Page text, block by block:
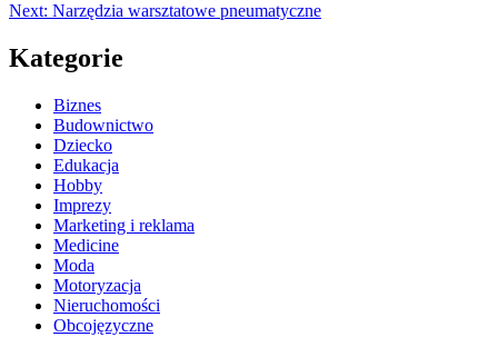
Next: Narzędzia warsztatowe pneumatyczne
Kategorie
Biznes
Budownictwo
Dziecko
Edukacja
Hobby
Imprezy
Marketing i reklama
Medicine
Moda
Motoryzacja
Nieruchomości
Obcojęzyczne